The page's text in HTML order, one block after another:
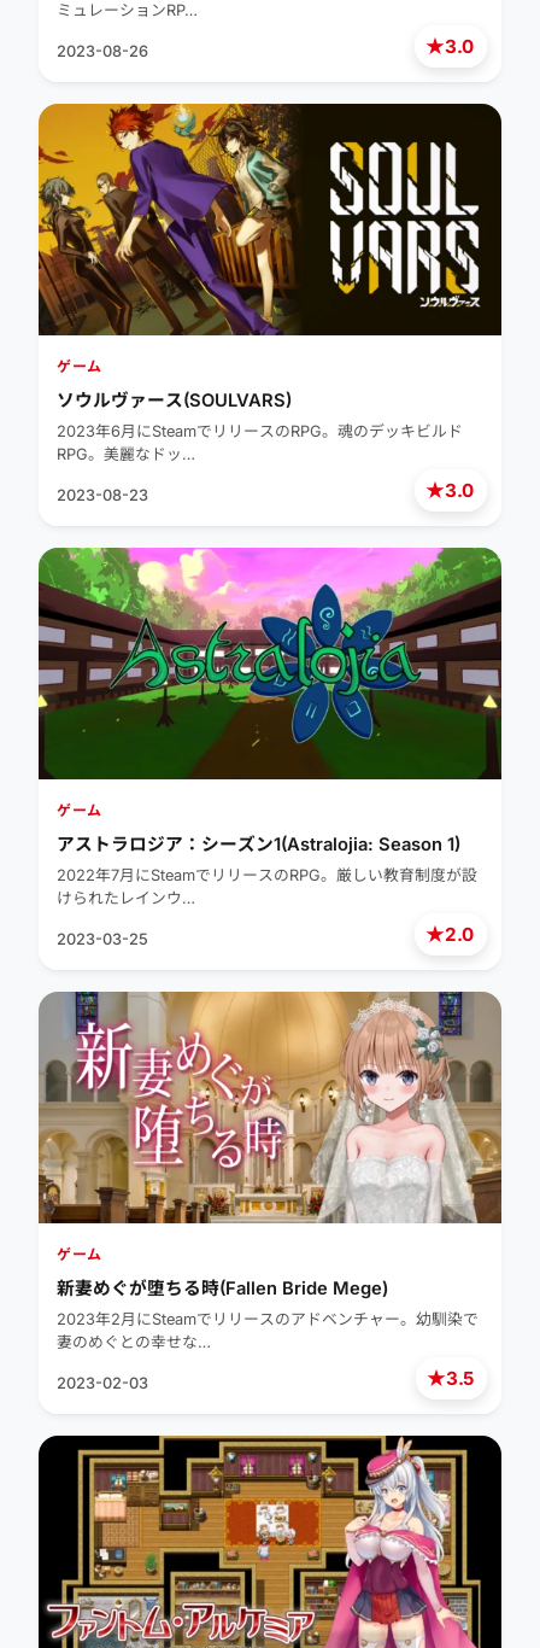
★3.0
ミュレーションRP…
2023-08-26
★3.0
ゲーム
ソウルヴァース(SOULVARS)
2023年6月にSteamでリリースのRPG。魂のデッキビルド
RPG。美麗なドッ…
2023-08-23
★2.0
ゲーム
アストラロジア：シーズン1(Astralojia: Season 1)
2022年7月にSteamでリリースのRPG。厳しい教育制度が設
けられたレインウ…
2023-03-25
★3.5
ゲーム
新妻めぐが堕ちる時(Fallen Bride Mege)
2023年2月にSteamでリリースのアドベンチャー。幼馴染で
妻のめぐとの幸せな…
2023-02-03